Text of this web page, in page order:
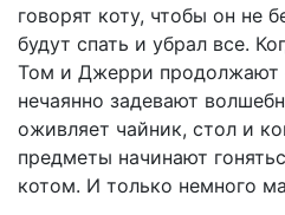
говорят коту, чтобы он не
будут спать и убрал все.
Том и Джерри продолжают
нечаянно задевают
оживляет чайник, стол и
предметы начинают
котом. И только немного